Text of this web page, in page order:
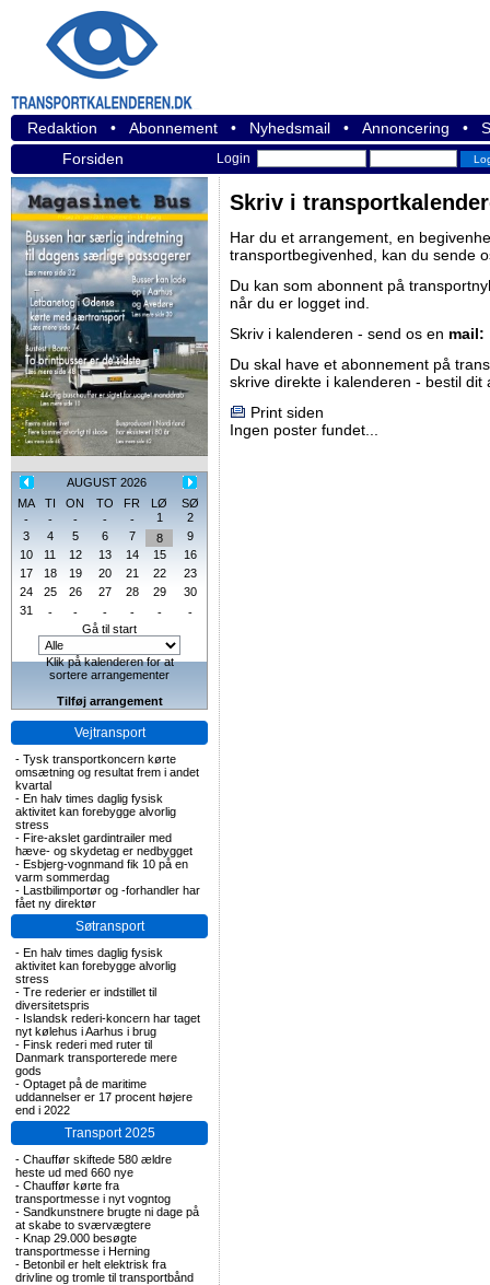
Redaktion • Abonnement • Nyhedsmail • Annoncering •
Forsiden
Login
AUGUST 2026
MA
TI ON TO FR LØ
SØ
-
- - - - 1
2
3
4 5 6 7 8
9
10
11 12 13 14 15
16
17
18 19 20 21 22
23
24
25 26 27 28 29
30
31
- - - - -
-
Gå til start
Klik på kalenderen for at
sortere arrangementer
Tilføj arrangement
Vejtransport
- Tysk transportkoncern kørte
omsætning og resultat frem i andet
kvartal
- En halv times daglig fysisk
aktivitet kan forebygge alvorlig
stress
- Fire-akslet gardintrailer med
hæve- og skydetag er nedbygget
- Esbjerg-vognmand fik 10 på en
varm sommerdag
- Lastbilimportør og -forhandler har
fået ny direktør
Søtransport
- En halv times daglig fysisk
aktivitet kan forebygge alvorlig
stress
- Tre rederier er indstillet til
diversitetspris
- Islandsk rederi-koncern har taget
nyt kølehus i Aarhus i brug
- Finsk rederi med ruter til
Danmark transporterede mere
gods
- Optaget på de maritime
uddannelser er 17 procent højere
end i 2022
Transport 2025
- Chauffør skiftede 580 ældre
heste ud med 660 nye
- Chauffør kørte fra
transportmesse i nyt vogntog
- Sandkunstnere brugte ni dage på
at skabe to sværvægtere
- Knap 29.000 besøgte
transportmesse i Herning
- Betonbil er helt elektrisk fra
drivline og tromle til transportbånd
Skriv i
Har du et arrangement, en
transportbegivenhed, kan du sende
Du kan som abonnent på
når du er logget ind.
Skriv i kalenderen - send os en mail:
Du skal have et abonnement på
skrive direkte i kalenderen - bestil dit
Print siden
Ingen poster fundet...